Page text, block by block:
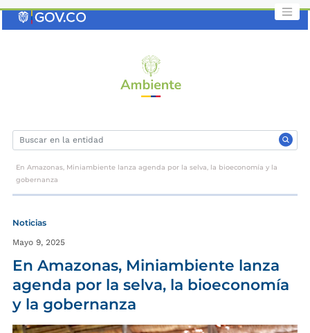
En Amazonas, Miniambiente lanza agenda por la selva, la bioeconomía y la
gobernanza
Noticias
Mayo 9, 2025
En Amazonas, Miniambiente lanza
agenda por la selva, la bioeconomía
y la gobernanza